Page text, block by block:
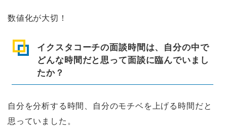
数値化が大切！
イクスタコーチの面談時間は、自分の中で
どんな時間だと思って面談に臨んでいまし
たか？
自分を分析する時間、自分のモチベを上げる時間だと
思っていました。